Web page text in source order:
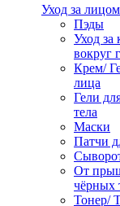
Уход за лицом
Пэды
Уход за
вокруг
Крем/
лица
Гели
тела
Маски
Патчи
От
чёрных
Тонер/